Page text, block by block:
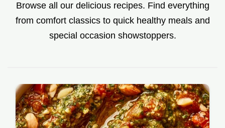
Browse all our delicious recipes. Find everything
from comfort classics to quick healthy meals and
special occasion showstoppers.